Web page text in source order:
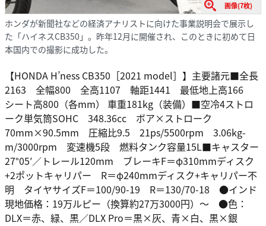
画像(7枚)
ホンダが新聞社などの経済アナリストに向けた事業説明会で展示し
た「ハイネスCB350」。昨年12月に開催され、このときに初めて日
本国内での撮影に成功した。
【HONDA H’ness CB350［2021 model］】主要諸元■全長
2163 全幅800 全高1107 軸距1441 最低地上高166
シート高800（各mm） 車重181kg（装備）■空冷4ストロ
ーク単気筒SOHC 348.36cc ボア×ストローク
70mm×90.5mm 圧縮比9.5 21ps/5500rpm 3.06kg-
m/3000rpm 変速機5段 燃料タンク容量15L■キャスター
27°05′／トレール120mm ブレーキF＝φ310mmディスク
+2ポットキャリパー R＝φ240mmディスク+キャリパー不
明 タイヤサイズF＝100/90-19 R＝130/70-18 ●インド
現地価格：19万ルピー（換算約27万3000円）～ ●色：
DLX＝赤、緑、黒／DLX Pro＝黒×灰、青×白、黒×銀